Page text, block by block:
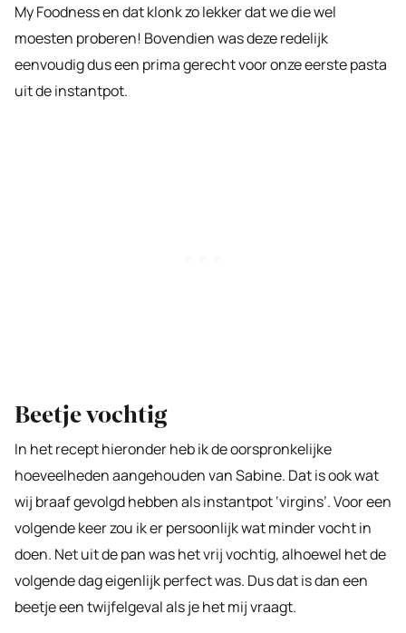
My Foodness en dat klonk zo lekker dat we die wel
moesten proberen! Bovendien was deze redelijk
eenvoudig dus een prima gerecht voor onze eerste pasta
uit de instantpot.
Beetje vochtig
In het recept hieronder heb ik de oorspronkelijke
hoeveelheden aangehouden van Sabine. Dat is ook wat
wij braaf gevolgd hebben als instantpot ‘virgins’. Voor een
volgende keer zou ik er persoonlijk wat minder vocht in
doen. Net uit de pan was het vrij vochtig, alhoewel het de
volgende dag eigenlijk perfect was. Dus dat is dan een
beetje een twijfelgeval als je het mij vraagt.